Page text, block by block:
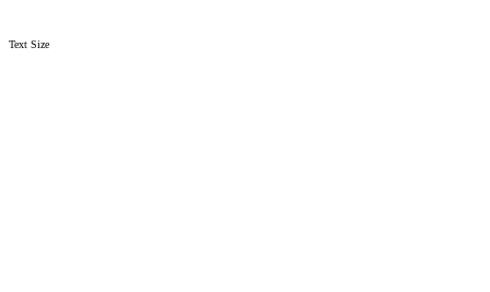
Text Size